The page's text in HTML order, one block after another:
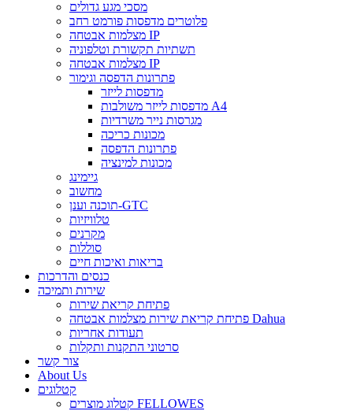
מסכי מגע גדולים
פלוטרים מדפסות פורמט רחב
מצלמות אבטחה IP
תשתיות תקשורת וטלפוניה
מצלמות אבטחה IP
פתרונות הדפסה וגימור
מדפסות לייזר
מדפסות לייזר משולבות A4
מגרסות נייר משרדיות
מכונות כריכה
פתרונות הדפסה
מכונות למינציה
גיימינג
מחשוב
תוכנה וענן-GTC
טלוויזיות
מקרנים
סוללות
בריאות ואיכות חיים
כנסים והדרכות
שירות ותמיכה
פתיחת קריאת שירות
פתיחת קריאת שירות מצלמות אבטחה Dahua
תעודות אחריות
סרטוני התקנות ותקלות
צור קשר
About Us
קטלוגים
קטלוג מוצרים FELLOWES